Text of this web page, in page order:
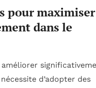
pour
dans le
d’adopter des